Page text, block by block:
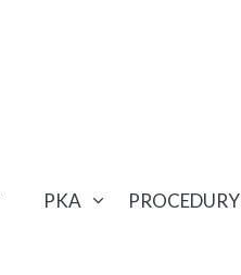
PKA PROCEDURY